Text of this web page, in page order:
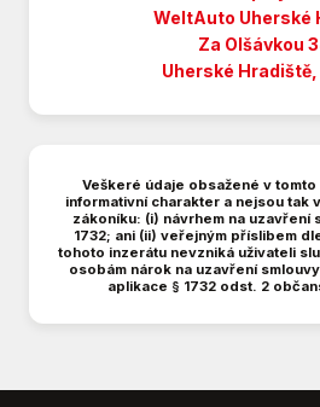
Bluetooth
Centrál dálkový
Centrální zamykání
El. ovládaná zadní okna
El. tažné zařízení
El. zrcátka
Hands free
WeltAuto Uherské
Za Olšávkou
Uherské
Veškeré údaje obsažené v
informativní charakter a nejsou tak
zákoníku: (i) návrhem na uzavření
1732; ani (ii) veřejným příslibem
tohoto inzerátu nevzniká uživateli
osobám nárok na uzavření
aplikace § 1732 odst. 2